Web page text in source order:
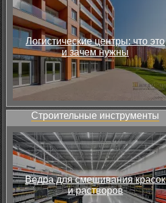
Логистические центры: что это
и зачем нужны
Строительные инструменты
Ведра для смешивания красок
и растворов